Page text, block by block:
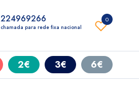
0
224969266
chamada para rede fixa nacional
2€ 3€ 6€